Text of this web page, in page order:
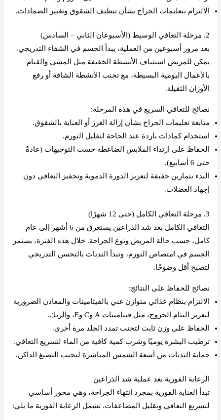
الالتزام بتعليمات الجراح بشأن تنظيف الشقوق وتغيير الضمادات.
2. مرحلة التعافي الوسيط (الأسبوعان الثاني – السادس)
بعد مرور أسبوعين من العملية، يبدأ الجسم في الشفاء التدريجي.
يمكن للمريض استئناف الأنشطة الخفيفة مثل المشي والقيام
بالأعمال اليومية البسيطة، مع تجنب الأنشطة الشاقة أو رفع
الأوزان الثقيلة.
نصائح للتعافي السريع في هذه المرحلة:
متابعة تعليمات الجراح بشأن إزالة الغرز أو العناية بالشقوق.
استخدام كمادات باردة عند الحاجة لتقليل التورم.
الحفاظ على ارتداء الملابس الضاغطة حسب التوجيهات (عادةً
حتى 6 أسابيع).
البدء بتمارين خفيفة لتعزيز الدورة الدموية وتحفيز التعافي دون
إجهاد العضلات.
3. مرحلة التعافي الكامل (حتى 12 شهرًا)
التعافي الكامل بعد شد الذراعين يستغرق من 6 أشهر إلى عام
كامل، حسب حالة المريض ونوع الجراحة. خلال هذه الفترة، يستمر
الجسم في امتصاص التورم، وتبدأ الندبات بالتحسن التدريجي
لتصبح أقل وضوحًا.
نصائح للحفاظ على النتائج:
الالتزام بنظام غذائي متوازن غني بالفيتامينات والمعادن الضرورية
لتعزيز التئام الجروح، مثل فيتامينات A وC وE، والزنك.
الحفاظ على وزن ثابت لتجنب تمدد الجلد مرة أخرى.
ترطيب البشرة يوميًا وشرب كمية كافية من الماء لتسريع التعافي.
حماية الندبات من أشعة الشمس المباشرة لتجنب التصبغ الداكن.
الرعاية الفورية بعد عملية شد الذراعين
تبدأ العناية الفورية بمجرد انتهاء الجراحة، وهي محور أساسي
لتسريع التعافي وتقليل المضاعفات. تشمل الرعاية الفورية ما يلي: